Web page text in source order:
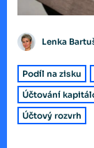
Lenka
Podíl na zisku
Účtování
Účtový rozvrh